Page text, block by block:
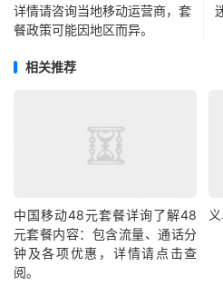
详情请咨询当地移动运营商，套
餐政策可能因地区而异。
相关推荐
中国移动48元套餐详询了解48
元套餐内容：包含流量、通话分
钟及各项优惠，详情请点击查
阅。